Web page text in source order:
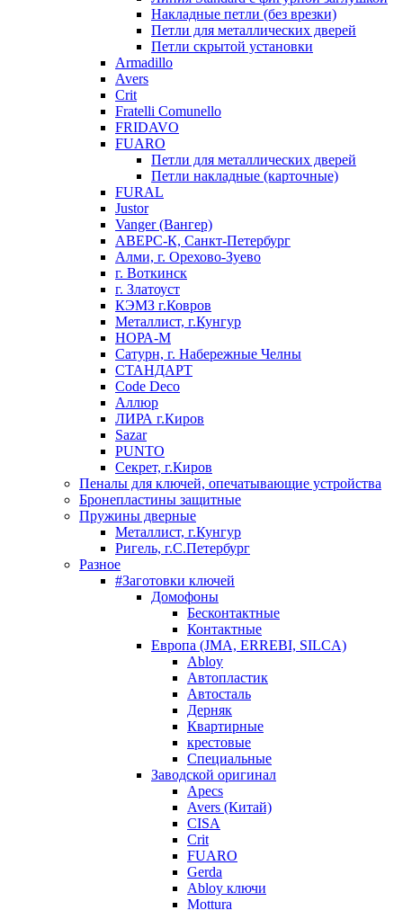
Накладные петли (без врезки)
Петли для металлических дверей
Петли скрытой установки
Armadillo
Avers
Crit
Fratelli Comunello
FRIDAVO
FUARO
Петли для металлических дверей
Петли накладные (карточные)
FURAL
Justor
Vanger (Вангер)
АВЕРС-К, Санкт-Петербург
Алми, г. Орехово-Зуево
г. Воткинск
г. Златоуст
КЭМЗ г.Ковров
Металлист, г.Кунгур
НОРА-М
Сатурн, г. Набережные Челны
СТАНДАРТ
Code Deco
Аллюр
ЛИРА г.Киров
Sazar
PUNTO
Секрет, г.Киров
Пеналы для ключей, опечатывающие устройства
Бронепластины защитные
Пружины дверные
Металлист, г.Кунгур
Ригель, г.С.Петербург
Разное
#Заготовки ключей
Домофоны
Бесконтактные
Контактные
Европа (JMA, ERREBI, SILCA)
Abloy
Автопластик
Автосталь
Дерняк
Квартирные
крестовые
Специальные
Заводской оригинал
Apecs
Avers (Китай)
CISA
Crit
FUARO
Gerda
Abloy ключи
Mottura